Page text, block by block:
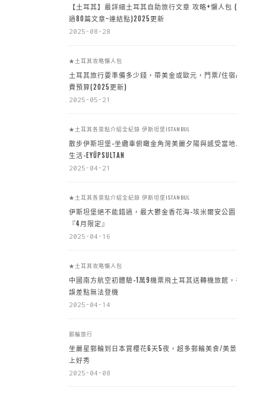
【土耳其】最詳細土耳其自助旅行文章 攻略+懶人包 (超
過80篇文章~連結點)2025更新
2025-08-28
★土耳其攻略懶人包
土耳其旅行要準備多少錢，帶美金或歐元，門票/住宿/餐
費預算(2025更新)
2025-05-21
★土耳其各景點介紹全紀錄 伊斯坦堡ISTANBUL
散步伊斯坦堡-坐纜車俯瞰金角灣美麗夕陽與感受當地人
生活-EYÜPSULTAN
2025-04-21
★土耳其各景點介紹全紀錄 伊斯坦堡ISTANBUL
伊斯坦堡絕不能錯過，最大鬱金香花海-埃米爾安公園
『4月限定』
2025-04-16
★土耳其攻略懶人包
中國南方航空初體驗-1萬9機票飛土耳其送轉機旅館，手
誤差點無法登機
2025-04-14
郵輪旅行
坐麗星郵輪到日本賞櫻花6天5夜，超多郵輪美食/美景加
上好秀
2025-04-08